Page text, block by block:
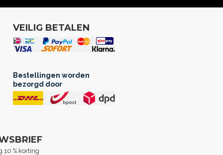
VEILIG BETALEN
Bestellingen worden
bezorgd door
10 % korting